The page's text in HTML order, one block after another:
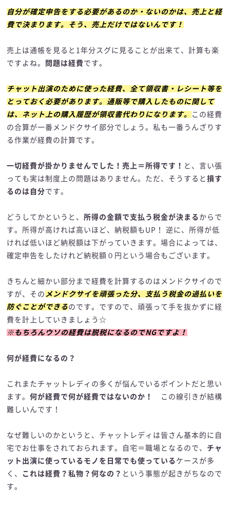
自分が確定申告をする必要があるのか・ないのかは、売上と経
費で決まります。そう、売上だけではないんです！
売上は通帳を見ると1年分スグに見ることが出来て、計算も楽
ですよね。
問題は経費です。
チャット出演のために使った経費、全て領収書・レシート等を
とっておく必要があります。通販等で購入したものに関して
は、ネット上の購入履歴が領収書代わりになります。
この経費
の合算が一番メンドクサイ部分でしょう。私も一番うんざりす
る作業が経費の計算です。
一切経費が掛かりませんでした！売上＝所得です！ と、言い張
っても実は制度上の問題はありません。ただ、そうすると損す
るのは自分です。
どうしてかというと、 所得の金額で支払う税金が決まる からで
す。所得が高ければ高いほど、納税額もUP！ 逆に、所得が低
ければ低いほど納税額は下がっていきます。場合によっては、
確定申告をしたけれど納税額０円という場合もございます。
きちんと細かい部分まで経費を計算するのはメンドクサイので
すが、その メンドクサイを頑張った分、支払う税金の過払いを
防ぐことができる のです。ですので、頑張って手を抜かずに経
費を計上していきましょう☆
※もちろんウソの経費は脱税になるのでNGですよ！
何が経費になるの？
これまたチャットレディの多くが悩んでいるポイントだと思い
ます。何が経費で何が経費ではないのか！
この線引きが結構
難しいんです！
なぜ難しいのかというと、チャットレディは皆さん基本的に自
宅でお仕事をされておられます。自宅＝職場となるので、 チャ
ット出演に使っているモノを日常でも使っている ケースが多
く、
これは経費？私物？何なの？ という事態が起きがちなので
す。